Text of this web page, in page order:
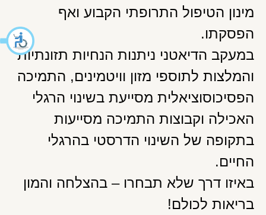
מינון הטיפול התרופתי הקבוע ואף
הפסקתו.
במעקב הדיאטני ניתנות הנחיות תזונתיות
והמלצות לתוספי מזון וויטמינים, התמיכה
הפסיכוסוציאלית מסייעת בשינוי הרגלי
האכילה וקבוצות התמיכה מסייעות
בתקופה של השינוי הדרסטי בהרגלי
החיים.
באיזו דרך שלא תבחרו – בהצלחה והמון
בריאות לכולם!